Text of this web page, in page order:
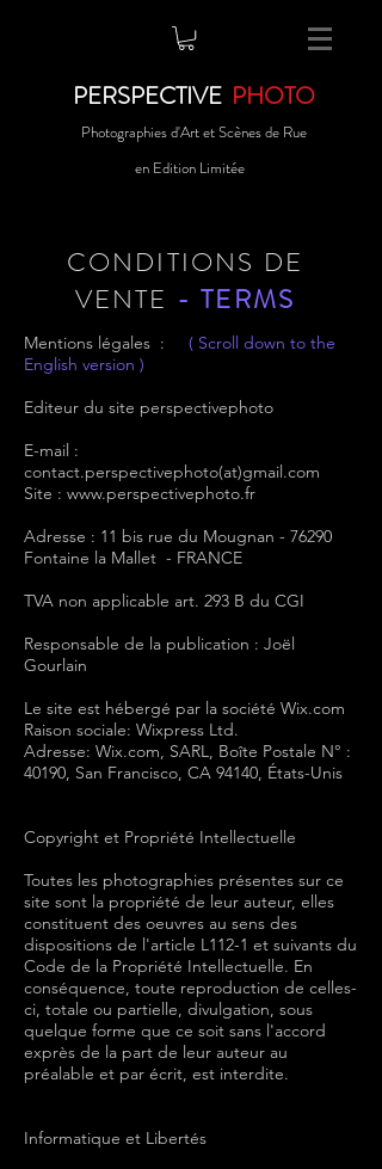
PERSPECTIVE PHOTO
Photographies d'Art et Scènes de Rue
en Edition Limitée
CONDITIONS DE
VENTE - TERMS
Mentions légales : ( Scroll down to the
English version )
Editeur du site perspectivephoto
E-mail :
contact.perspectivephoto(at)gmail.com
Site : www.perspectivephoto.fr
Adresse : 11 bis rue du Mougnan - 76290
Fontaine la Mallet - FRANCE
TVA non applicable art. 293 B du CGI
Responsable de la publication : Joël
Gourlain
Le site est hébergé par la société Wix.com
Raison sociale: Wixpress Ltd.
Adresse: Wix.com, SARL, Boîte Postale N° :
40190, San Francisco, CA 94140, États-Unis
Copyright et Propriété Intellectuelle
Toutes les photographies présentes sur ce
site sont la propriété de leur auteur, elles
constituent des oeuvres au sens des
dispositions de l'article L112-1 et suivants du
Code de la Propriété Intellectuelle. En
conséquence, toute reproduction de celles-
ci, totale ou partielle, divulgation, sous
quelque forme que ce soit sans l'accord
exprès de la part de leur auteur au
préalable et par écrit, est interdite.
​​Informatique et Libertés